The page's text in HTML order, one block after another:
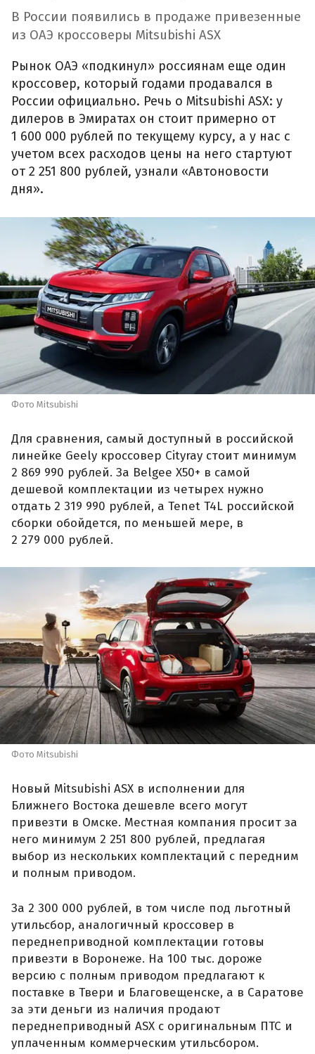
В России появились в продаже привезенные
из ОАЭ кроссоверы Mitsubishi ASX
Рынок ОАЭ «подкинул» россиянам еще один
кроссовер, который годами продавался в
России официально. Речь о Mitsubishi ASX: у
дилеров в Эмиратах он стоит примерно от
1 600 000 рублей по текущему курсу, а у нас с
учетом всех расходов цены на него стартуют
от 2 251 800 рублей, узнали «Автоновости
дня».
Фото Mitsubishi
Для сравнения, самый доступный в российской
линейке Geely кроссовер Cityray стоит минимум
2 869 990 рублей. За Belgee X50+ в самой
дешевой комплектации из четырех нужно
отдать 2 319 990 рублей, а Tenet T4L российской
сборки обойдется, по меньшей мере, в
2 279 000 рублей.
Фото Mitsubishi
Новый Mitsubishi ASX в исполнении для
Ближнего Востока дешевле всего могут
привезти в Омске. Местная компания просит за
него минимум 2 251 800 рублей, предлагая
выбор из нескольких комплектаций с передним
и полным приводом.
За 2 300 000 рублей, в том числе под льготный
утильсбор, аналогичный кроссовер в
переднеприводной комплектации готовы
привезти в Воронеже. На 100 тыс. дороже
версию с полным приводом предлагают к
поставке в Твери и Благовещенске, а в Саратове
за эти деньги из наличия продают
переднеприводный ASX с оригинальным ПТС и
уплаченным коммерческим утильсбором.